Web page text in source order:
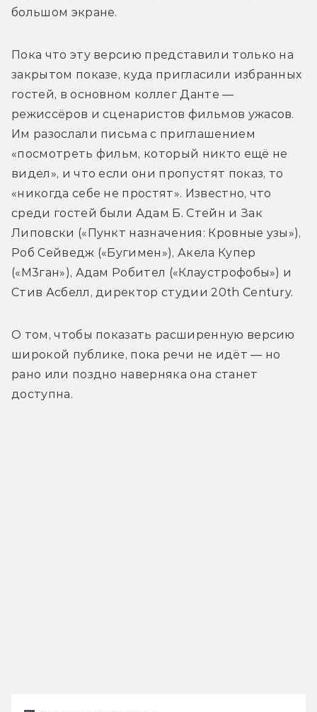
большом экране.
Пока что эту версию представили только на
закрытом показе, куда пригласили избранных
гостей, в основном коллег Данте —
режиссёров и сценаристов фильмов ужасов.
Им разослали письма с приглашением
«посмотреть фильм, который никто ещё не
видел», и что если они пропустят показ, то
«никогда себе не простят». Известно, что
среди гостей были Адам Б. Стейн и Зак
Липовски («Пункт назначения: Кровные узы»),
Роб Сейведж («Бугимен»), Акела Купер
(«М3ган»), Адам Робител («Клаустрофобы») и
Стив Асбелл, директор студии 20th Century.
О том, чтобы показать расширенную версию
широкой публике, пока речи не идёт — но
рано или поздно наверняка она станет
доступна.